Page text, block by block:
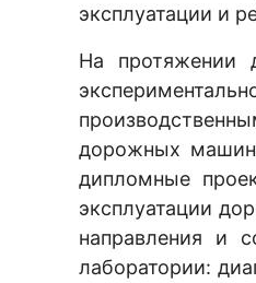
эксплуатации и
На протяжении
дорожных машин
дипломные
эксплуатации
направления и
лаборатории: